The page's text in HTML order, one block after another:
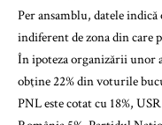
Per ansamblu, datele
indiferent de zona din care
În ipoteza organizării unor
obţine 22% din voturile
PNL este cotat cu 18%,